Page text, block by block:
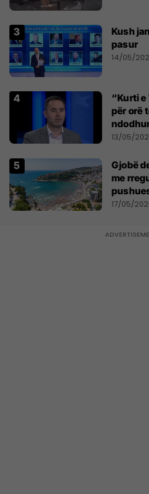
Kush
pasur
14/05/
“Kurti e
për orë
13/05/
Gjobë
me
17/05/